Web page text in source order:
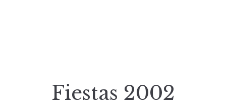
Fiestas 2002